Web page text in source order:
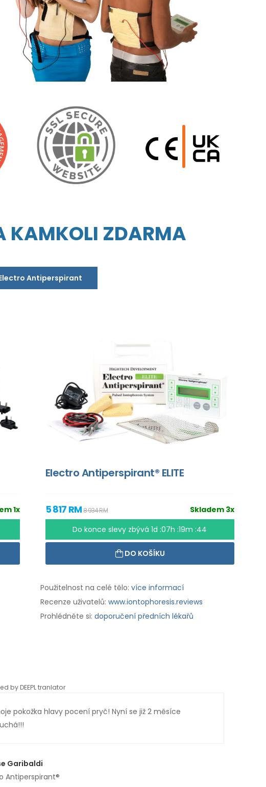
KAMKOLI ZDARMA
Antiperspirant
1x
Electro Antiperspirant® ELITE
Skladem 3x
5 817 RM8 934 RM
Do konce slevy zbývá1d :07h :19m :43
DO KOŠÍKU
Použitelnost na celé tělo: více informací
Recenze uživatelů: www.iontophoresis.reviews
Prohlédněte si: doporučení předních lékařů
by DEEPL tranlator
pokožka hlavy pocení pryč! Nyní se již 2 měsíce
Garibaldi
Antiperspirant®